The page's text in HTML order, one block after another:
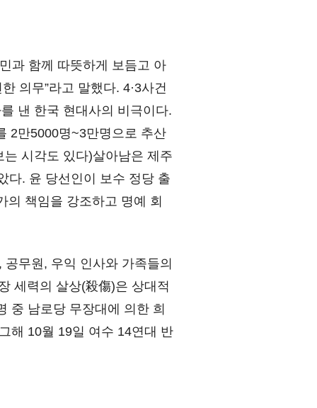
과 함께 따뜻하게 보듬고 아
의무”라고 말했다. 4·3사건
낸 한국 현대사의 비극이다.
2만5000명~3만명으로 추산
시각도 있다)살아남은 제주
다. 윤 당선인이 보수 정당 출
의 책임을 강조하고 명예 회
무원, 우익 인사와 가족들의
세력의 살상(殺傷)은 상대적
중 남로당 무장대에 의한 희
해 10월 19일 여수 14연대 반